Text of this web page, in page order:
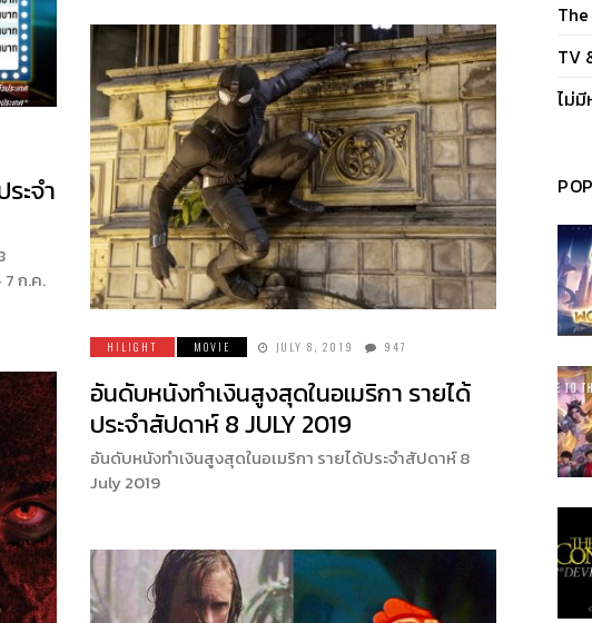
ะจำ
ก.ค.
HILIGHT MOVIE JULY 8, 2019 947
อันดับหนังทำเงินสูงสุดในอเมริกา รายได้
ประจำสัปดาห์ 8 JULY 2019
อันดับหนังทำเงินสูงสุดในอเมริกา รายได้ประจำสัปดาห์ 8
July 2019
TV
ไม่